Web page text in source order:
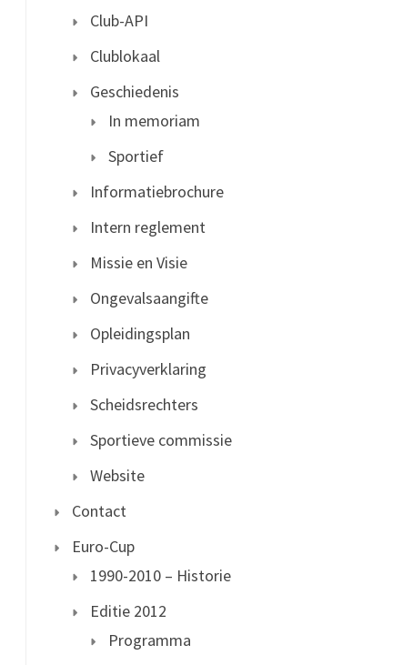
Club-API
Clublokaal
Geschiedenis
In memoriam
Sportief
Informatiebrochure
Intern reglement
Missie en Visie
Ongevalsaangifte
Opleidingsplan
Privacyverklaring
Scheidsrechters
Sportieve commissie
Website
Contact
Euro-Cup
1990-2010 – Historie
Editie 2012
Programma